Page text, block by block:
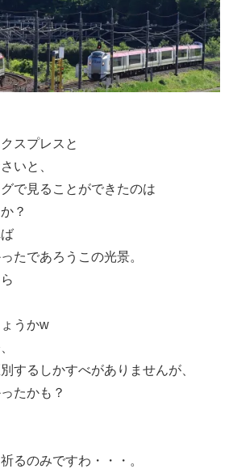
スプレスと
いと、
で見ることができたのは
？
たであろうこの光景。
うかw
するしかすべがありませんが、
たかも？
るのみですわ・・・。